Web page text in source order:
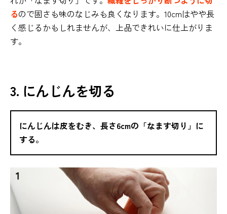
るので固さも味のなじみも良くなります。10cmはやや長
く感じるかもしれませんが、上品できれいに仕上がりま
す。
3. にんじんを切る
にんじんは皮をむき、長さ6cmの「なます切り」に
する。